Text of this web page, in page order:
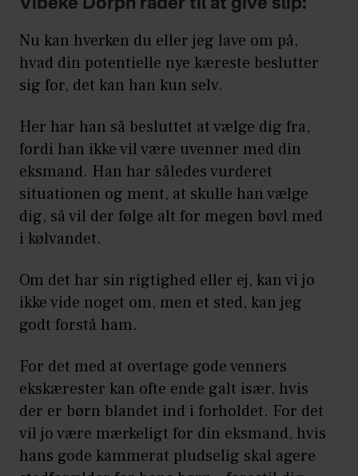
Vibeke Dorph råder til at give slip:
Nu kan hverken du eller jeg lave om på,
hvad din potentielle nye kæreste beslutter
sig for, det kan han kun selv.
Her har han så besluttet at vælge dig fra,
fordi han ikke vil være uvenner med din
eksmand. Han har således vurderet
situationen og ment, at skulle han vælge
dig, så vil der følge alt for megen bøvl med
i kølvandet.
Om det har sin rigtighed eller ej, kan vi jo
ikke vide noget om, men et sted, kan jeg
godt forstå ham.
For det med at overtage gode venners
ekskærester kan ofte ende galt især, hvis
der er børn blandet ind i forholdet. For det
vil jo være mærkeligt for din eksmand, hvis
hans gode kammerat pludselig skal agere